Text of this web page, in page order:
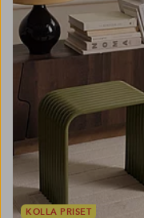
KOLLA PRISET